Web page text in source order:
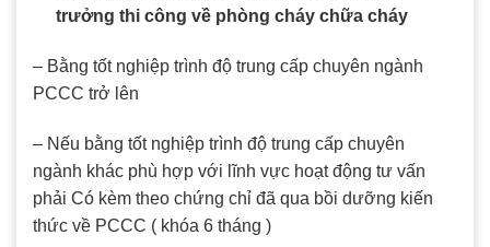
trưởng thi công về phòng cháy chữa cháy
– Bằng tốt nghiệp trình độ trung cấp chuyên ngành
PCCC trở lên
– Nếu bằng tốt nghiệp trình độ trung cấp chuyên
ngành khác phù hợp với lĩnh vực hoạt động tư vấn
phải Có kèm theo chứng chỉ đã qua bồi dưỡng kiến
thức về PCCC ( khóa 6 tháng )